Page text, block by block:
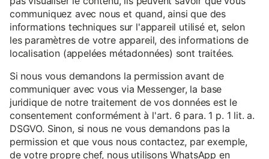
communiquez avec nous et quand, ainsi que des
informations techniques sur l'appareil utilisé et, selon
les paramètres de votre appareil, des informations de
localisation (appelées métadonnées) sont traitées.
Si nous vous demandons la permission avant de
communiquer avec vous via Messenger, la base
juridique de notre traitement de vos données est le
consentement conformément à l'art. 6 para. 1 p. 1 lit. a.
DSGVO. Sinon, si nous ne vous demandons pas la
permission et que vous nous contactez, par exemple,
de votre propre chef, nous utilisons WhatsApp en